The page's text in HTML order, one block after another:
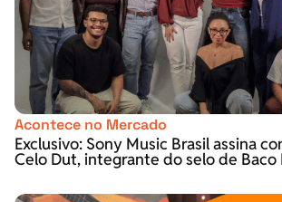
Acontece no Mercado
Exclusivo: Sony Music Brasil assina
Celo Dut, integrante do selo de Baco